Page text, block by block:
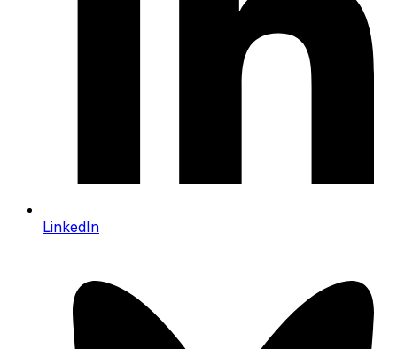
LinkedIn